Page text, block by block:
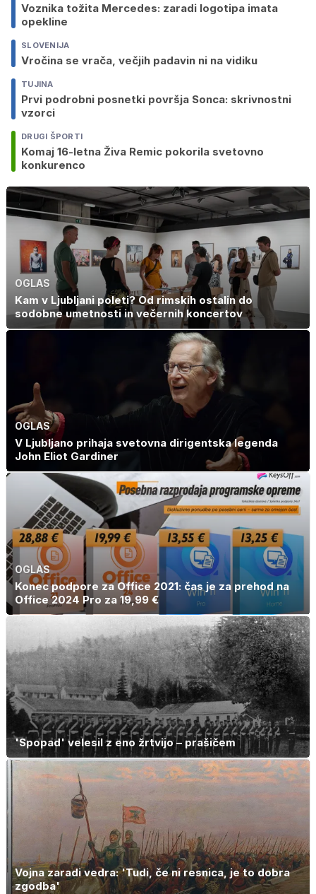
Voznika tožita Mercedes: zaradi logotipa imata
opekline
SLOVENIJA
Vročina se vrača, večjih padavin ni na vidiku
TUJINA
Prvi podrobni posnetki površja Sonca: skrivnostni
vzorci
DRUGI ŠPORTI
Komaj 16-letna Živa Remic pokorila svetovno
konkurenco
OGLAS
Kam v Ljubljani poleti? Od rimskih ostalin do
sodobne umetnosti in večernih koncertov
OGLAS
V Ljubljano prihaja svetovna dirigentska legenda
John Eliot Gardiner
OGLAS
Konec podpore za Office 2021: čas je za prehod na
Office 2024 Pro za 19,99 €
'Spopad' velesil z eno žrtvijo – prašičem
Vojna zaradi vedra: 'Tudi, če ni resnica, je to dobra
zgodba'